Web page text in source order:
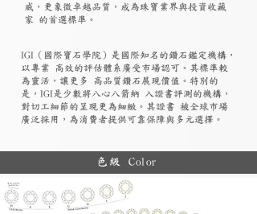
威，更象徵卓越品質，成為珠寶業界與投資收藏
家 的首選標準。
​IGI（國際寶石學院）是國際知名的鑽石鑑定機構，
以專業 高效的評估體系廣受市場認可。其標準較
為靈活，讓更多 高品質鑽石展現價值。特別的
是，IGI是少數將八心八箭納 入證書評測的機構，
對切工細節的呈現更為細緻。其證書 被全球市場
廣泛採用，為消費者提供可靠保障與多元選擇。
色級 Color